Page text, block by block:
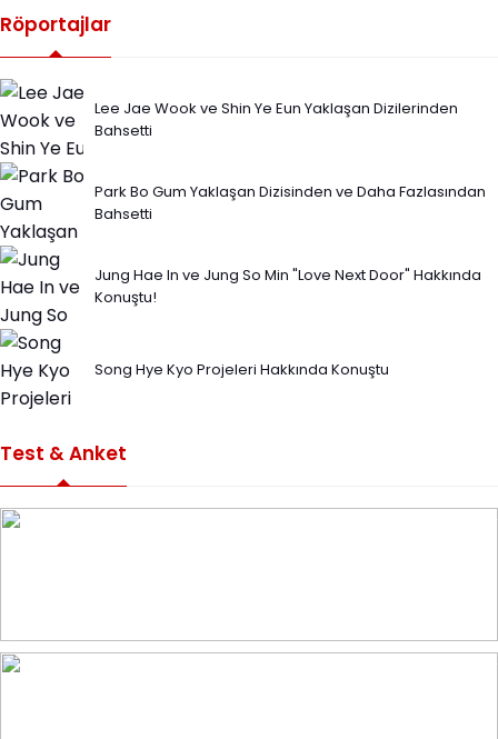
Röportajlar
Lee Jae Wook ve Shin Ye Eun Yaklaşan Dizilerinden
Bahsetti
Park Bo Gum Yaklaşan Dizisinden ve Daha Fazlasından
Bahsetti
Jung Hae In ve Jung So Min "Love Next Door" Hakkında
Konuştu!
Song Hye Kyo Projeleri Hakkında Konuştu
Test & Anket